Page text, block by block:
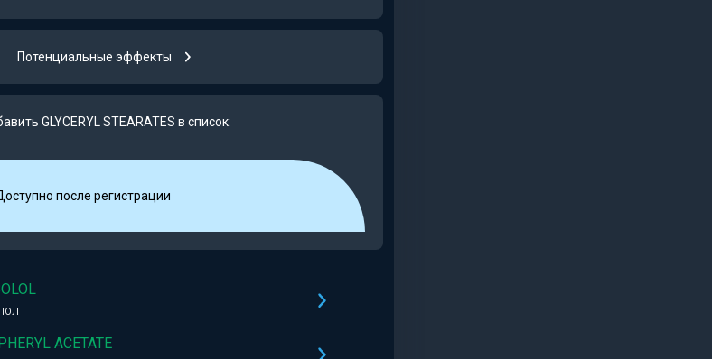
Потенциальные эффекты
GLYCERYL STEARATES в список:
после регистрации
ACETATE